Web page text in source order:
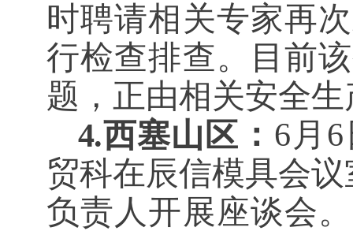
时聘请相关专家再
行检查排查。目前
题，正由相关安全
4.西塞山区 ： 6月
贸科在辰信模具会
负责人开展座谈会